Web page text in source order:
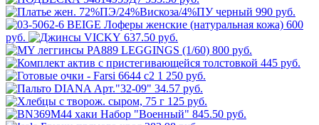
990 руб.
600
руб.
637.50 руб.
800 руб.
445 руб.
1 250 руб.
34.57 руб.
125 руб.
845.50 руб.